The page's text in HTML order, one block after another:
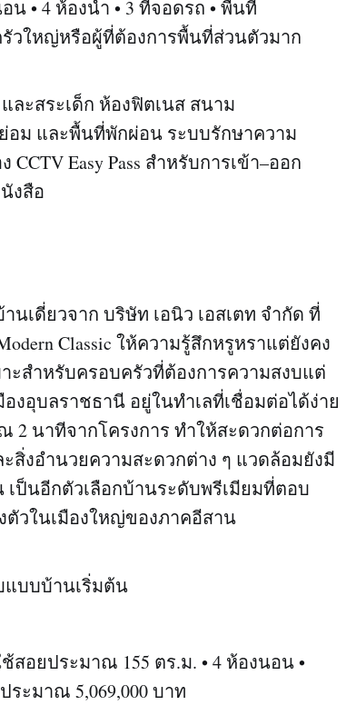
น • 4 ห้องน้ำ • 3 ที่จอดรถ • พื้นที่
วใหญ่หรือผู้ที่ต้องการพื้นที่ส่วนตัวมาก
ละสระเด็ก ห้องฟิตเนส สนาม
อม และพื้นที่พักผ่อน ระบบรักษาความ
Easy Pass สำหรับการเข้า–ออก
งสือ
นเดี่ยวจาก บริษัท เอนิว เอสเตท จำกัด ที่
Classic ให้ความรู้สึกหรูหราแต่ยังคง
สำหรับครอบครัวที่ต้องการความสงบแต่
งอุบลราชธานี อยู่ในทำเลที่เชื่อมต่อได้ง่าย
2 นาทีจากโครงการ ทำให้สะดวกต่อการ
สิ่งอำนวยความสะดวกต่าง ๆ แวดล้อมยังมี
ป็นอีกตัวเลือกบ้านระดับพรีเมียมที่ตอบ
ตัวในเมืองใหญ่ของภาคอีสาน
แบบบ้านเริ่มต้น
สอยประมาณ 155 ตร.ม. • 4 ห้องนอน •
ระมาณ 5,069,000 บาท